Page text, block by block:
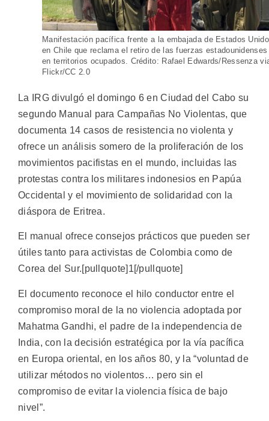
Manifestación pacífica frente a la embajada de Estados
en Chile que reclama el retiro de las fuerzas estadounidenses
en territorios ocupados. Crédito: Rafael Edwards/Ressenza
Flickr/CC 2.0
La IRG divulgó el domingo 6 en Ciudad del Cabo su
segundo Manual para Campañas No Violentas, que
documenta 14 casos de resistencia no violenta y
ofrece un análisis somero de la proliferación de los
movimientos pacifistas en el mundo, incluidas las
protestas contra los militares indonesios en Papúa
Occidental y el movimiento de solidaridad con la
diáspora de Eritrea.
El manual ofrece consejos prácticos que pueden ser
útiles tanto para activistas de Colombia como de
Corea del Sur.[pullquote]1[/pullquote]
El documento reconoce el hilo conductor entre el
compromiso moral de la no violencia adoptada por
Mahatma Gandhi, el padre de la independencia de
India, con la decisión estratégica por la vía pacífica
en Europa oriental, en los años 80, y la “voluntad de
utilizar métodos no violentos… pero sin el
compromiso de evitar la violencia física de bajo
nivel”.